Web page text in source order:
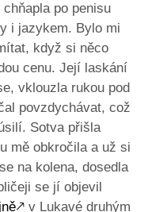
po penisu
i jazykem. Bylo mi
když si něco
cenu. Její laskání
vklouzla rukou pod
povzdychávat, což
Sotva přišla
mě obkročila a už si
na kolena, dosedla
se jí objevil
🡕 v Lukavé druhým